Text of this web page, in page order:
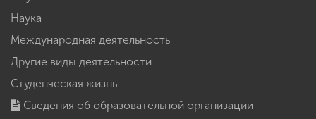
Наука
Международная деятельность
Другие виды деятельности
Студенческая жизнь
Сведения об образовательной организации